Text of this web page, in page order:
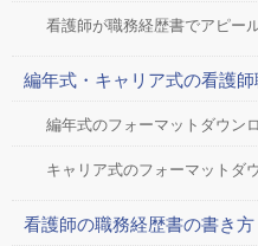
看護師が職務経歴書でアピー
編年式・キャリア式の看護
編年式のフォーマットダウン
キャリア式のフォーマットダ
看護師の職務経歴書の書き